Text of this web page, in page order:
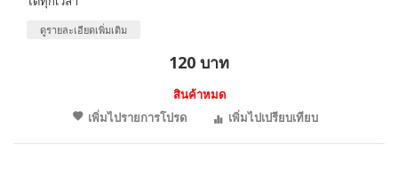
ดูรายละเอียดเพิ่มเติม
120 บาท
สินค้าหมด
เพิ่มไปรายการโปรด
เพิ่มไปเปรียบเทียบ